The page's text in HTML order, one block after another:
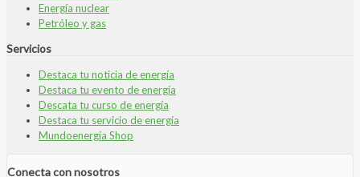
Energía nuclear
Petróleo y gas
Servicios
Destaca tu noticia de energía
Destaca tu evento de energía
Descata tu curso de energía
Destaca tu servicio de energía
Mundoenergia Shop
Conecta con nosotros